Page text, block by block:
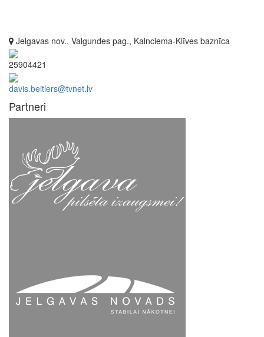
Jelgavas nov., Valgundes pag., Kalnciema-Klīves baznīca
25904421
davis.beitlers@tvnet.lv
Partneri